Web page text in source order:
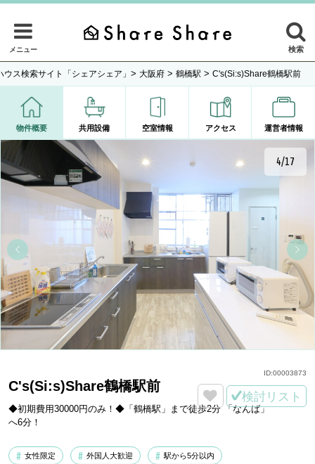
メニュー 検索
ウス検索サイト「シェアシェア」 > 大阪府 > 鶴橋駅 > C's(Si:s)Share鶴橋駅前
物件概要 共用設備 空室情報 アクセス 運営者情報
4/17
C's(Si:s)Share鶴橋駅前
◆初期費用30000円のみ！◆「鶴橋駅」まで徒歩2分 「なんば」
へ6分！
検討リスト
女性限定 外国人大歓迎 駅から5分以内
ID:00003873